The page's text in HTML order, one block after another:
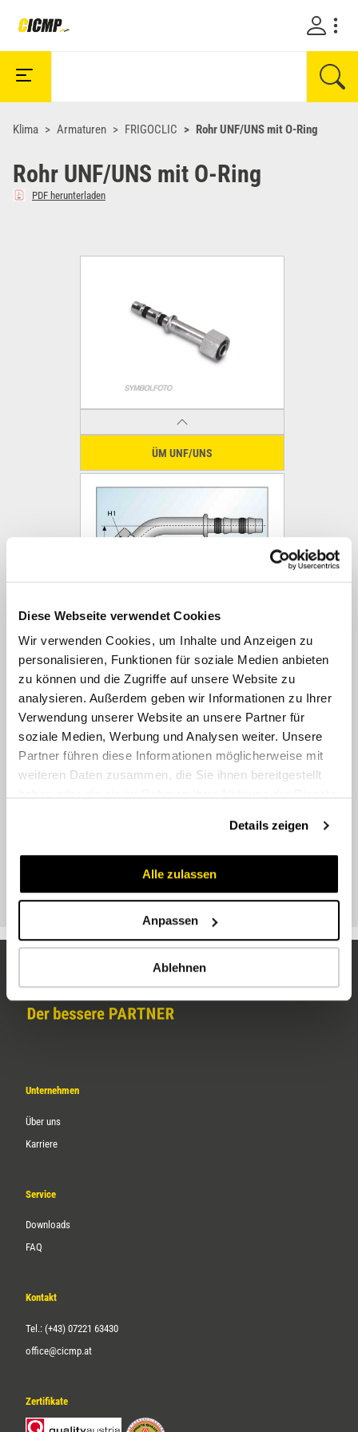
Diese Webseite verwendet Cookies
Wir verwenden Cookies, um Inhalte und Anzeigen zu
personalisieren, Funktionen für soziale Medien anbieten
zu können und die Zugriffe auf unsere Website zu
analysieren. Außerdem geben wir Informationen zu Ihrer
Verwendung unserer Website an unsere Partner für
soziale Medien, Werbung und Analysen weiter. Unsere
Partner führen diese Informationen möglicherweise mit
weiteren Daten zusammen, die Sie ihnen bereitgestellt
Details zeigen
Alle zulassen
Anpassen
Ablehnen
Klima Armaturen FRIGOCLIC Rohr UNF/UNS mit O-Ring
Rohr UNF/UNS mit O-Ring
PDF herunterladen
ÜM UNF/UNS
Unternehmen
Über uns
Karriere
Service
Downloads
FAQ
Kontakt
Tel.: (+43) 07221 63430
office@cicmp.at
Zertifikate